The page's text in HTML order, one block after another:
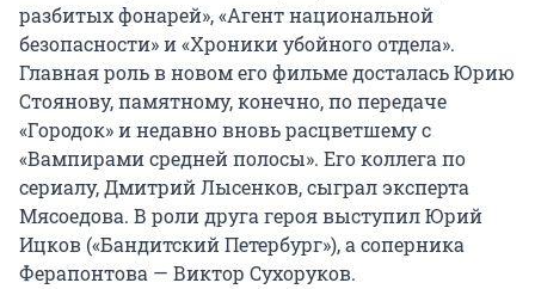
разбитых фонарей», «Агент национальной
безопасности» и «Хроники убойного отдела».
Главная роль в новом его фильме досталась Юрию
Стоянову, памятному, конечно, по передаче
«Городок» и недавно вновь расцветшему с
«Вампирами средней полосы». Его коллега по
сериалу, Дмитрий Лысенков, сыграл эксперта
Мясоедова. В роли друга героя выступил Юрий
Ицков («Бандитский Петербург»), а соперника
Ферапонтова — Виктор Сухоруков.